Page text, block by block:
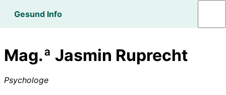
Gesund Info
Mag.ª Jasmin Ruprecht
Psychologe